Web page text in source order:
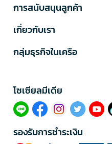
การสนับสนุนลูกค้า
เกี่ยวกับเรา
กลุ่มธุรกิจในเครือ
โซเซียลมีเดีย​
รองรับการชำระเงิน